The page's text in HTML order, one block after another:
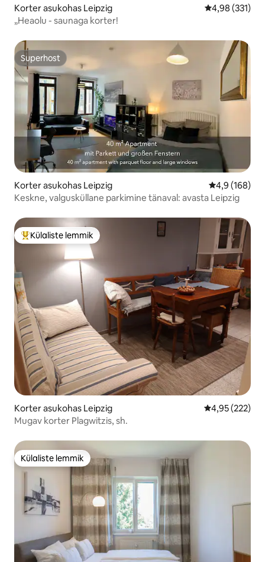
Korter asukohas Leipzig Keskmine
4,98 (331)
„Heaolu - saunaga korter!
Superhost
Superhost
Korter asukohas Leipzig Keskmine
4,9 (168)
Keskne, valgusküllane parkimine tänaval: avasta Leipzig
Külaliste suur lemmik
Külaliste lemmik
Korter asukohas Leipzig Keskmine
4,95 (222)
Mugav korter Plagwitzis, sh.
Külaliste lemmik
Külaliste lemmik